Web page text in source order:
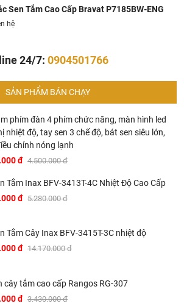
tư vấn chi tiết
HOA ĐẲNG CẤP CỦA NƯỚC ĐỨC
hiệu cao cấp các sản phẩm nhà tắm
Dietsche, một nhà cung cấp thiết
xuất gia đình tại vùng Black Forest,
tây nam nước Đức vào năm 1873,
hiệu thiết bị vệ sinh hàng đầu thế giới.
Bravat đã được sử dụng trong nhiều
của thế như hệ thống trong các hệ
sang của Intercontinetal, Conrad
Méri­di­en, Marriott hay trên các hạm
Sen Tắm Cao Cấp Bravat P7185BW-ENG
hệ
24/7: 0904501766
SẢN PHẨM BÁN CHẠY
phím đàn 4 phím chức năng, màn hình led
nhiệt độ, tay sen 3 chế độ, bát sen siêu lớn,
chỉnh nóng lạnh
đ 4.500.000 đ
Tắm Inax BFV-3413T-4C Nhiệt Độ Cao Cấp
đ 5.280.000 đ
Tắm Cây Inax BFV-3415T-3C nhiệt độ
đ 14.170.000 đ
cây tắm cao cấp Rangos RG-307
đ 3.430.000 đ